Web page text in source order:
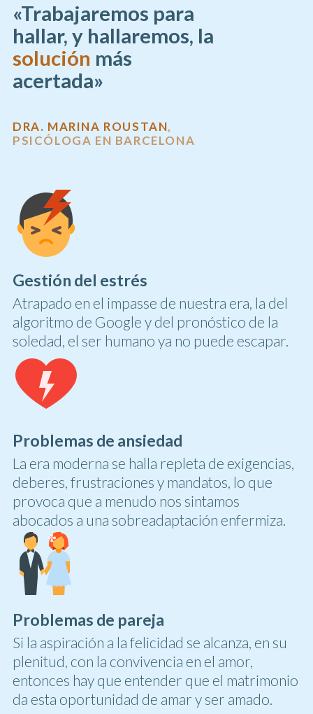
«Trabajaremos para
hallar, y hallaremos, la
solución más
acertada»
DRA. MARINA ROUSTAN,
PSICÓLOGA EN BARCELONA
Gestión del estrés
Atrapado en el impasse de nuestra era, la del
algoritmo de Google y del pronóstico de la
soledad, el ser humano ya no puede escapar.
Problemas de ansiedad
La era moderna se halla repleta de exigencias,
deberes, frustraciones y mandatos, lo que
provoca que a menudo nos sintamos
abocados a una sobreadaptación enfermiza.
Problemas de pareja
Si la aspiración a la felicidad se alcanza, en su
plenitud, con la convivencia en el amor,
entonces hay que entender que el matrimonio
da esta oportunidad de amar y ser amado.